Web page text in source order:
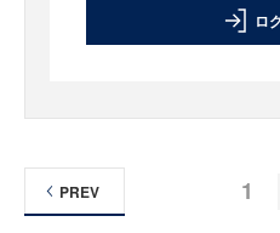
ロ
1
PREV